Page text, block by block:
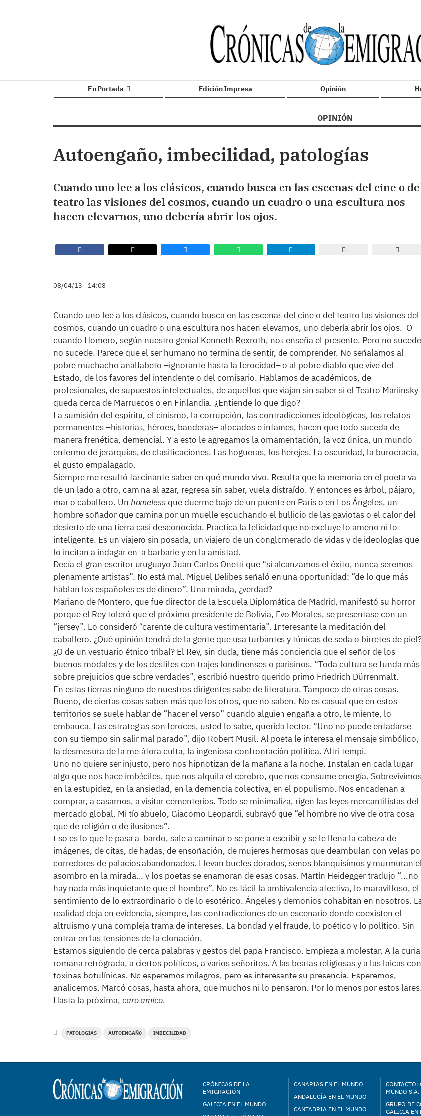
En Portada Edición Impresa Opinión
OPINIÓN
Autoengaño, imbecilidad, patologías
Cuando uno lee a los clásicos, cuando busca en las escenas del cine o
teatro las visiones del cosmos, cuando un cuadro o una escultura nos
hacen elevarnos, uno debería abrir los ojos.
08/04/13 - 14:08
Cuando uno lee a los clásicos, cuando busca en las escenas del cine o del teatro las visiones del
cosmos, cuando un cuadro o una escultura nos hacen elevarnos, uno debería abrir los ojos. O
cuando Homero, según nuestro genial Kenneth Rexroth, nos enseña el presente. Pero no
no sucede. Parece que el ser humano no termina de sentir, de comprender. No señalamos al
pobre muchacho analfabeto –ignorante hasta la ferocidad– o al pobre diablo que vive del
Estado, de los favores del intendente o del comisario. Hablamos de académicos, de
profesionales, de supuestos intelectuales, de aquellos que viajan sin saber si el Teatro Mariinsky
queda cerca de Marruecos o en Finlandia. ¿Entiende lo que digo?
La sumisión del espíritu, el cinismo, la corrupción, las contradicciones ideológicas, los relatos
permanentes –historias, héroes, banderas– alocados e infames, hacen que todo suceda de
manera frenética, demencial. Y a esto le agregamos la ornamentación, la voz única, un mundo
enfermo de jerarquías, de clasificaciones. Las hogueras, los herejes. La oscuridad, la burocracia,
el gusto empalagado.
Siempre me resultó fascinante saber en qué mundo vivo. Resulta que la memoria en el poeta va
de un lado a otro, camina al azar, regresa sin saber, vuela distraído. Y entonces es árbol, pájaro,
mar o caballero. Un homeless que duerme bajo de un puente en París o en Los Ángeles, un
hombre soñador que camina por un muelle escuchando el bullicio de las gaviotas o el calor del
desierto de una tierra casi desconocida. Practica la felicidad que no excluye lo ameno ni lo
inteligente. Es un viajero sin posada, un viajero de un conglomerado de vidas y de ideologías que
lo incitan a indagar en la barbarie y en la amistad.
Decía el gran escritor uruguayo Juan Carlos Onetti que “si alcanzamos el éxito, nunca seremos
plenamente artistas”. No está mal. Miguel Delibes señaló en una oportunidad: “de lo que más
hablan los españoles es de dinero”. Una mirada, ¿verdad?
Mariano de Montero, que fue director de la Escuela Diplomática de Madrid, manifestó su horror
porque el Rey toleró que el próximo presidente de Bolivia, Evo Morales, se presentase con un
“jersey”. Lo consideró “carente de cultura vestimentaria”. Interesante la meditación del
caballero. ¿Qué opinión tendrá de la gente que usa turbantes y túnicas de seda o birretes de piel?
¿O de un vestuario étnico tribal? El Rey, sin duda, tiene más conciencia que el señor de los
buenos modales y de los desfiles con trajes londinenses o parisinos. “Toda cultura se funda más
sobre prejuicios que sobre verdades”, escribió nuestro querido primo Friedrich Dürrenmalt.
En estas tierras ninguno de nuestros dirigentes sabe de literatura. Tampoco de otras cosas.
Bueno, de ciertas cosas saben más que los otros, que no saben. No es casual que en estos
territorios se suele hablar de “hacer el verso” cuando alguien engaña a otro, le miente, lo
embauca. Las estrategias son feroces, usted lo sabe, querido lector. “Uno no puede enfadarse
con su tiempo sin salir mal parado”, dijo Robert Musil. Al poeta le interesa el mensaje simbólico,
la desmesura de la metáfora culta, la ingeniosa confrontación política. Altri tempi.
Uno no quiere ser injusto, pero nos hipnotizan de la mañana a la noche. Instalan en cada lugar
algo que nos hace imbéciles, que nos alquila el cerebro, que nos consume energía. Sobrevivimos
en la estupidez, en la ansiedad, en la demencia colectiva, en el populismo. Nos encadenan a
comprar, a casarnos, a visitar cementerios. Todo se minimaliza, rigen las leyes mercantilistas del
mercado global. Mi tío abuelo, Giacomo Leopardi, subrayó que “el hombre no vive de otra cosa
que de religión o de ilusiones”.
Eso es lo que le pasa al bardo, sale a caminar o se pone a escribir y se le llena la cabeza de
imágenes, de citas, de hadas, de ensoñación, de mujeres hermosas que deambulan con velas
corredores de palacios abandonados. Llevan bucles dorados, senos blanquísimos y murmuran el
asombro en la mirada... y los poetas se enamoran de esas cosas. Martín Heidegger tradujo “...no
hay nada más inquietante que el hombre”. No es fácil la ambivalencia afectiva, lo maravilloso, el
sentimiento de lo extraordinario o de lo esotérico. Ángeles y demonios cohabitan en nosotros.
realidad deja en evidencia, siempre, las contradicciones de un escenario donde coexisten el
altruismo y una compleja trama de intereses. La bondad y el fraude, lo poético y lo político. Sin
entrar en las tensiones de la clonación.
Estamos siguiendo de cerca palabras y gestos del papa Francisco. Empieza a molestar. A la curia
romana retrógrada, a ciertos políticos, a varios señoritos. A las beatas religiosas y a las laicas con
toxinas botulínicas. No esperemos milagros, pero es interesante su presencia. Esperemos,
analicemos. Marcó cosas, hasta ahora, que muchos ni lo pensaron. Por lo menos por estos lares.
Hasta la próxima, caro amico.
PATOLOGIAS AUTOENGAÑO IMBECILIDAD
CRÓNICAS DE LA
EMIGRACIÓN
GALICIA EN EL MUNDO
CANARIAS EN EL MUNDO
ANDALUCÍA EN EL MUNDO
CANTABRIA EN EL MUNDO
CONTACTO:
MUNDO S.A.
GRUPO DE
GALICIA EN